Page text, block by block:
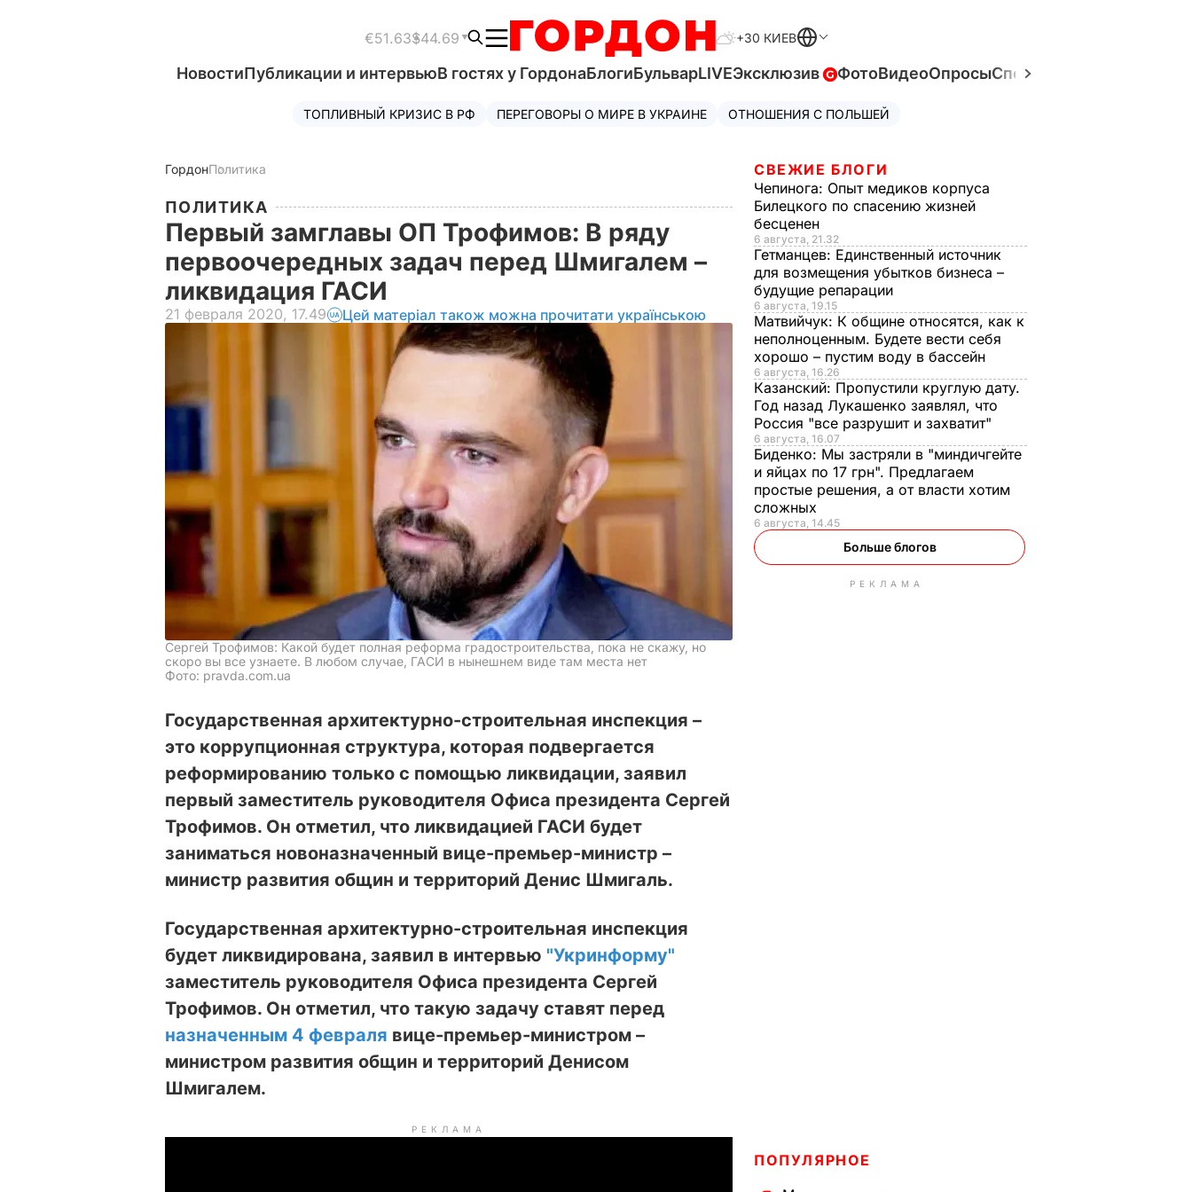
€51.63$44.69 +30 КИЕВ
НовостиПубликации и интервьюВ гостях у ГордонаБлогиБульварLIVEЭксклюзив ФотоВидеоОпросыСпецпроекты
ТОПЛИВНЫЙ КРИЗИС В РФ ПЕРЕГОВОРЫ О МИРЕ В УКРАИНЕ ОТНОШЕНИЯ С ПОЛЬШЕЙ
ГордонПолитика
ПОЛИТИКА
Первый замглавы ОП Трофимов: В ряду
первоочередных задач перед Шмигалем –
ликвидация ГАСИ
21 февраля 2020, 17.49 Цей матеріал також можна прочитати українською
Сергей Трофимов: Какой будет полная реформа градостроительства, пока не скажу, но
скоро вы все узнаете. В любом случае, ГАСИ в нынешнем виде там места нет
Фото: pravda.com.ua
Государственная архитектурно-строительная инспекция –
это коррупционная структура, которая подвергается
реформированию только с помощью ликвидации, заявил
первый заместитель руководителя Офиса президента Сергей
Трофимов. Он отметил, что ликвидацией ГАСИ будет
заниматься новоназначенный вице-премьер-министр –
министр развития общин и территорий Денис Шмигаль.
Государственная архитектурно-строительная инспекция
будет ликвидирована, заявил в интервью "Укринформу"
заместитель руководителя Офиса президента Сергей
Трофимов. Он отметил, что такую задачу ставят перед
назначенным 4 февраля вице-премьер-министром –
министром развития общин и территорий Денисом
Шмигалем.
РЕКЛАМА
СВЕЖИЕ БЛОГИ
Чепинога: Опыт медиков корпуса
Билецкого по спасению жизней
бесценен
6 августа, 21.32
Гетманцев: Единственный источник
для возмещения убытков бизнеса –
будущие репарации
6 августа, 19.15
Матвийчук: К общине относятся, как к
неполноценным. Будете вести себя
хорошо – пустим воду в бассейн
6 августа, 16.26
Казанский: Пропустили круглую дату.
Год назад Лукашенко заявлял, что
Россия "все разрушит и захватит"
6 августа, 16.07
Биденко: Мы застряли в "миндичгейте
и яйцах по 17 грн". Предлагаем
простые решения, а от власти хотим
сложных
6 августа, 14.45
Больше блогов
РЕКЛАМА
ПОПУЛЯРНОЕ